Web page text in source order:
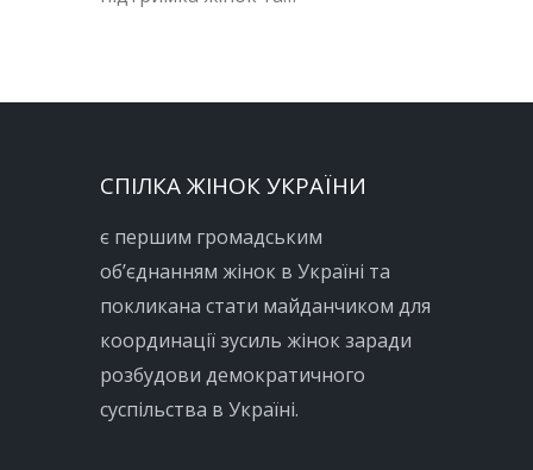
СПІЛКА ЖІНОК УКРАЇНИ
є першим громадським
об’єднанням жінок в Україні та
покликана стати майданчиком для
координації зусиль жінок заради
розбудови демократичного
суспільства в Україні.